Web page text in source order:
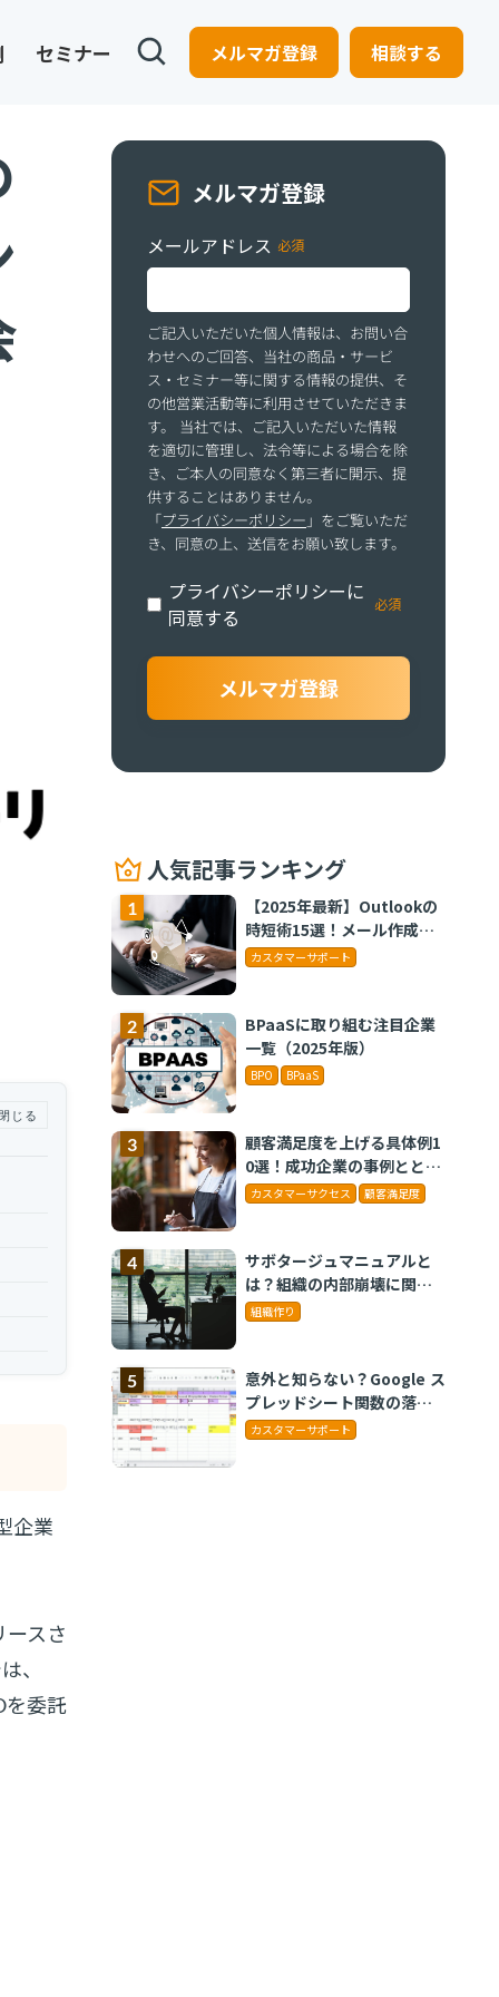
セミナー メルマガ登録 相談する
じる
企業
スさ
、
を委託
メルマガ登録
メールアドレス
ご記入いただいた個人情報は、お問い合
わせへのご回答、当社の商品・サービ
ス・セミナー等に関する情報の提供、そ
の他営業活動等に利用させていただきま
す。 当社では、ご記入いただいた情報
を適切に管理し、法令等による場合を除
き、ご本人の同意なく第三者に開示、提
供することはありません。
「プライバシーポリシー 」をご覧いただ
き、同意の上、送信をお願い致します。
プライバシーポリシーに
同意する
人気記事ランキング
【2025年最新】Outlookの
時短術15選！メール作成や
タスク管理のテクニックを
カスタマーサポート
BPaaSに取り組む注目企業
一覧（2025年版）
BPO BPaaS
顧客満足度を上げる具体例1
0選！成功企業の事例ととも
に解説
カスタマーサクセス 顧客満足度
サボタージュマニュアルと
は？組織の内部崩壊に関す
るバイブル
組織作り
意外と知らない？Google ス
プレッドシート関数の落と
し穴 ～集計作業を効率化
カスタマーサポート